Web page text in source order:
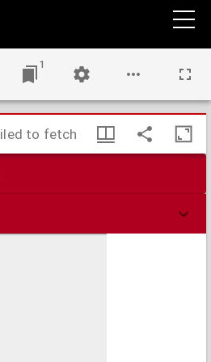
den predikstoel : voor alle zon- en voornaamste
1
to fetch